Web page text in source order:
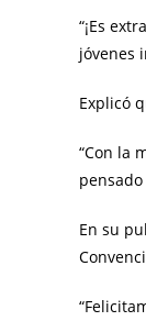
“¡Es
jóvenes
Explicó
“Con la
En su